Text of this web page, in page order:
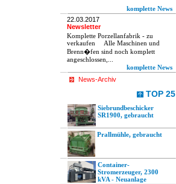
komplette News
22.03.2017
Newsletter
Komplette Porzellanfabrik - zu
verkaufen Alle Maschinen und
Brenn�fen sind noch komplett
angeschlossen,...
komplette News
News-Archiv
TOP 25
Siebrundbeschicker
SR1900, gebraucht
Prallmühle, gebraucht
Container-
Stromerzeuger, 2300
kVA - Neuanlage